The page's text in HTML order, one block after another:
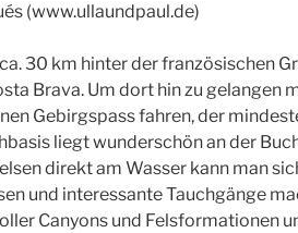
(www.ullaundpaul.de)
30 km hinter der französischen
Brava. Um dort hin zu gelangen
Gebirgspass fahren, der
liegt wunderschön an der
direkt am Wasser kann man
und interessante Tauchgänge
Canyons und Felsformationen